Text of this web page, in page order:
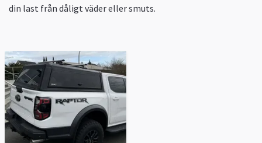
din last från dåligt väder eller smuts.